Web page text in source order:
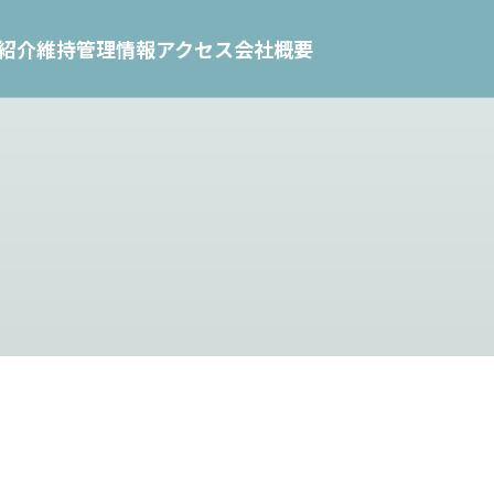
介維持管理情報アクセス会社概要